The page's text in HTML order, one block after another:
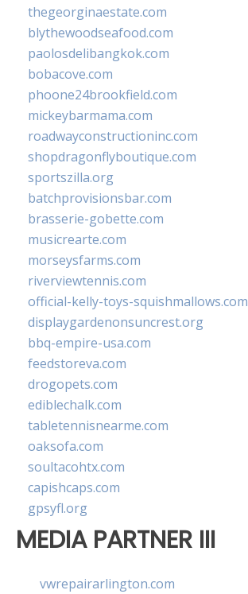
thegeorginaestate.com
blythewoodseafood.com
paolosdelibangkok.com
bobacove.com
phoone24brookfield.com
mickeybarmama.com
roadwayconstructioninc.com
shopdragonflyboutique.com
sportszilla.org
batchprovisionsbar.com
brasserie-gobette.com
musicrearte.com
morseysfarms.com
riverviewtennis.com
official-kelly-toys-squishmallows.com
displaygardenonsuncrest.org
bbq-empire-usa.com
feedstoreva.com
drogopets.com
ediblechalk.com
tabletennisnearme.com
oaksofa.com
soultacohtx.com
capishcaps.com
gpsyfl.org
MEDIA PARTNER III
vwrepairarlington.com